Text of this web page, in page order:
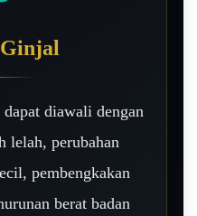
diawali dengan
lelah, perubahan
pembengkakan
berat badan